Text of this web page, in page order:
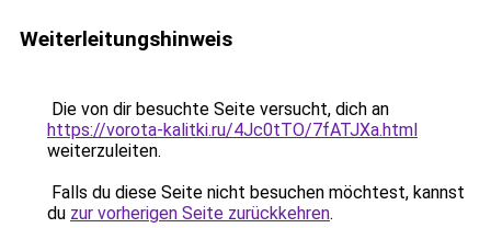
Weiterleitungshinweis
Die von dir besuchte Seite versucht, dich an
https://vorota-kalitki.ru/4Jc0tTO/7fATJXa.html
weiterzuleiten.
Falls du diese Seite nicht besuchen möchtest, kannst
du zur vorherigen Seite zurückkehren.